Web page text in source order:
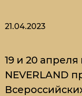
21.04.2023
19 и 20
NEVERLAND